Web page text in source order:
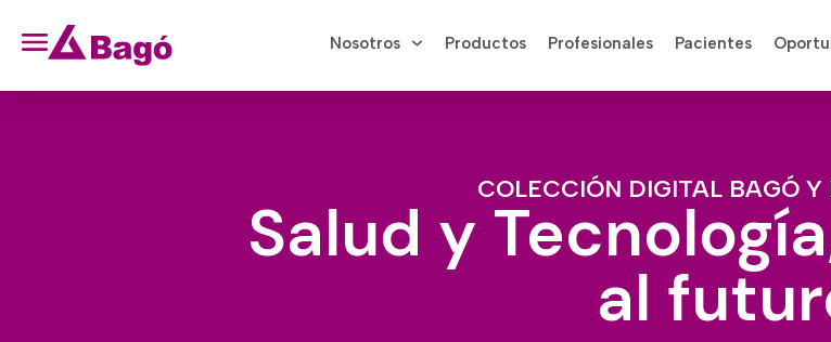
Nosotros Productos Profesionales Pacientes
COLECCIÓN DIGITAL BAGÓ
Salud y
al